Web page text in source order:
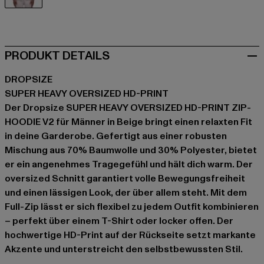
PRODUKT DETAILS
DROPSIZE
SUPER HEAVY OVERSIZED HD-PRINT
Der Dropsize SUPER HEAVY OVERSIZED HD-PRINT ZIP-
HOODIE V2 für Männer in Beige bringt einen relaxten Fit
in deine Garderobe. Gefertigt aus einer robusten
Mischung aus 70% Baumwolle und 30% Polyester, bietet
er ein angenehmes Tragegefühl und hält dich warm. Der
oversized Schnitt garantiert volle Bewegungsfreiheit
und einen lässigen Look, der über allem steht. Mit dem
Full-Zip lässt er sich flexibel zu jedem Outfit kombinieren
– perfekt über einem T-Shirt oder locker offen. Der
hochwertige HD-Print auf der Rückseite setzt markante
Akzente und unterstreicht den selbstbewussten Stil.